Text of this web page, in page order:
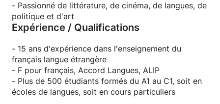
- Passionné de littérature, de cinéma, de langues, de
politique et d'art
Expérience / Qualifications
- 15 ans d'expérience dans l'enseignement du
français langue étrangère
- F pour français, Accord Langues, ALIP
- Plus de 500 étudiants formés du A1 au C1, soit en
écoles de langues, soit en cours particuliers